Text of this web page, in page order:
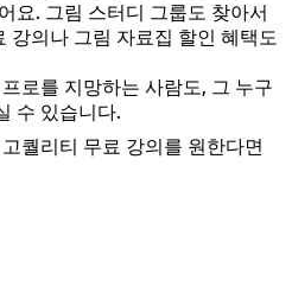
요. 그림 스터디 그룹도 찾아서
강의나 그림 자료집 할인 혜택도
로를 지망하는 사람도, 그 누구
수 있습니다.
퀄리티 무료 강의를 원한다면